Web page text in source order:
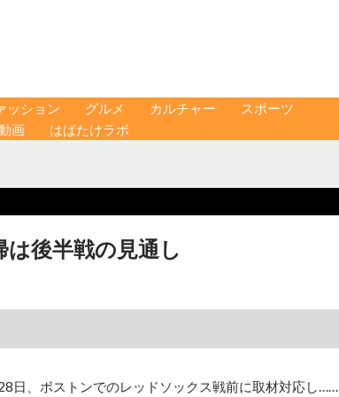
ッション グルメ カルチャー
スポーツ
画 はばたけラボ
後半戦の見通し
日、ボストンでのレッドソックス戦前に取材対応し……